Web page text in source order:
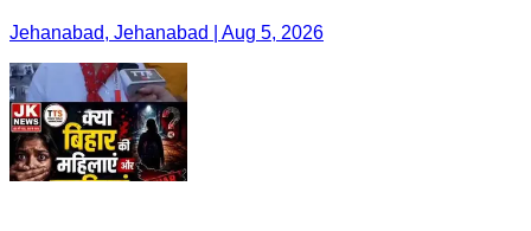
Jehanabad, Jehanabad | Aug 5, 2026